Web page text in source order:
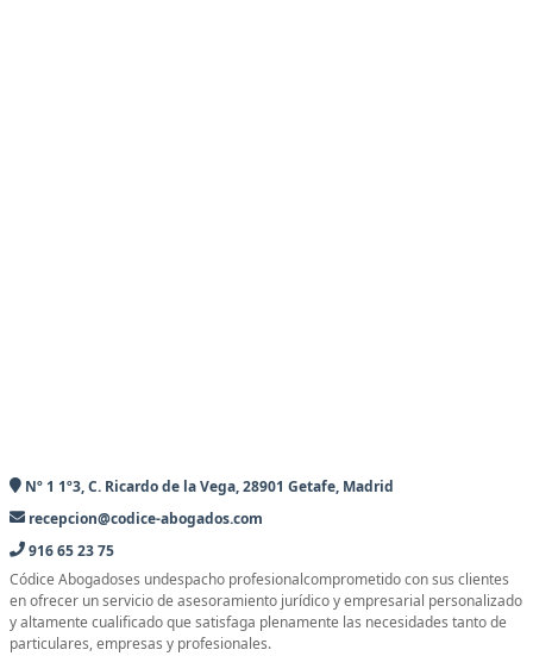
Nº 1 1º3, C. Ricardo de la Vega, 28901 Getafe, Madrid
recepcion@codice-abogados.com
916 65 23 75
Códice Abogadoses undespacho profesionalcomprometido con sus clientes
en ofrecer un servicio de asesoramiento jurídico y empresarial personalizado
y altamente cualificado que satisfaga plenamente las necesidades tanto de
particulares, empresas y profesionales.